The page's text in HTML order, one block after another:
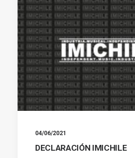
04/06/2021
DECLARACIÓN IMICHILE